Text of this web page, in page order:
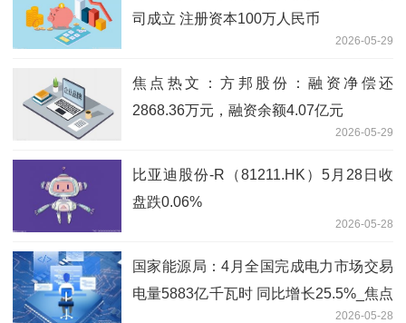
司成立 注册资本100万人民币
2026-05-29
焦点热文：方邦股份：融资净偿还
2868.36万元，融资余额4.07亿元
2026-05-29
比亚迪股份-R（81211.HK）5月28日收
盘跌0.06%
2026-05-28
国家能源局：4月全国完成电力市场交易
电量5883亿千瓦时 同比增长25.5%_焦点
2026-05-28